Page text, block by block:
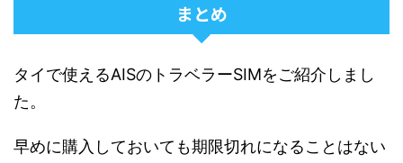
まとめ
タイで使えるAISのトラベラーSIMをご紹介しまし
た。
早めに購入しておいても期限切れになることはない